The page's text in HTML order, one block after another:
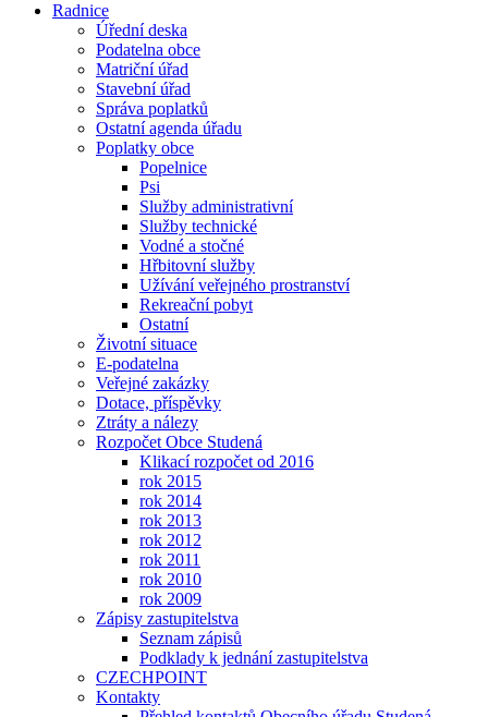
Radnice
Úřední deska
Podatelna obce
Matriční úřad
Stavební úřad
Správa poplatků
Ostatní agenda úřadu
Poplatky obce
Popelnice
Psi
Služby administrativní
Služby technické
Vodné a stočné
Hřbitovní služby
Užívání veřejného prostranství
Rekreační pobyt
Ostatní
Životní situace
E-podatelna
Veřejné zakázky
Dotace, příspěvky
Ztráty a nálezy
Rozpočet Obce Studená
Klikací rozpočet od 2016
rok 2015
rok 2014
rok 2013
rok 2012
rok 2011
rok 2010
rok 2009
Zápisy zastupitelstva
Seznam zápisů
Podklady k jednání zastupitelstva
CZECHPOINT
Kontakty